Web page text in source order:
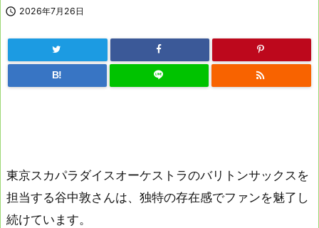
 2026年7月26日
B! 
東京スカパラダイスオーケストラのバリトンサックスを
担当する谷中敦さんは、独特の存在感でファンを魅了し
続けています。